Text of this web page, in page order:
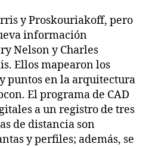
y Proskouriakoff, pero
información
Nelson y Charles
Ellos mapearon los
puntos en la arquitectura
El programa de CAD
a un registro de tres
de distancia son
y perfiles; además, se